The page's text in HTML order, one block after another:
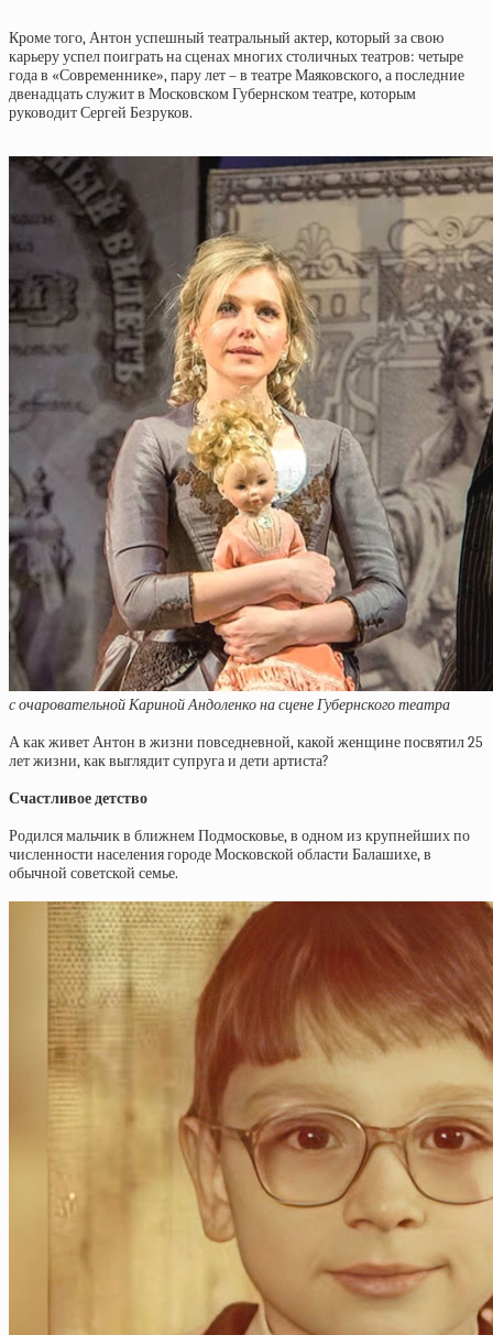
Кроме того, Антон успешный театральный актер, который за свою
карьеру успел поиграть на сценах многих столичных театров: четыре
года в «Современнике», пару лет – в театре Маяковского, а последние
двенадцать служит в Московском Губернском театре, которым
руководит Сергей Безруков.
с очаровательной Кариной Андоленко на сцене Губернского театра
А как живет Антон в жизни повседневной, какой женщине посвятил 25
лет жизни, как выглядит супруга и дети артиста?
Счастливое детство
Родился мальчик в ближнем Подмосковье, в одном из крупнейших по
численности населения городе Московской области Балашихе, в
обычной советской семье.